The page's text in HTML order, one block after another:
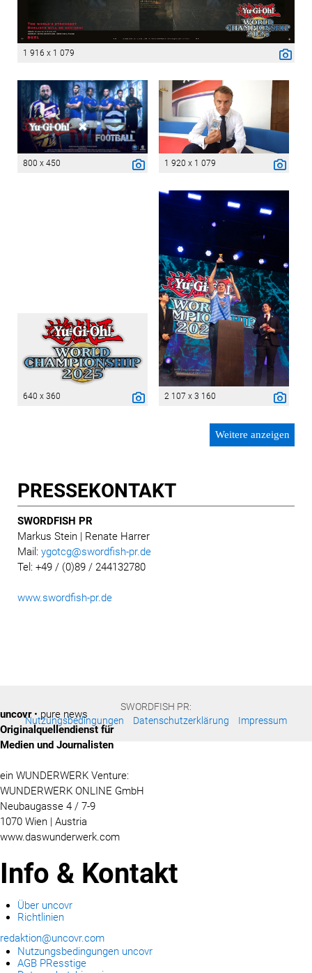
1 916 x 1 079
800 x 450 1 920 x 1 079
640 x 360 2 107 x 3 160
Weitere anzeigen
PRESSE­KONTAKT
SWORDFISH PR
Markus Stein | Renate Harrer
Mail: ygotcg@swordfish-pr.de
Tel: +49 / (0)89 / 244132780
www.swordfish-pr.de
SWORDFISH PR:
Nutzungsbedingungen
Datenschutzerklärung Impressum
uncovr• pure news
Originalquellendienst für
Medien und Journalisten
ein WUNDERWERK Venture:
WUNDERWERK ONLINE GmbH
Neubaugasse 4 / 7-9
1070 Wien | Austria
www.daswunderwerk.com
Info & Kontakt
Über uncovr
Richtlinien
redaktion@uncovr.com
Nutzungsbedingungen uncovr
AGB PResstige